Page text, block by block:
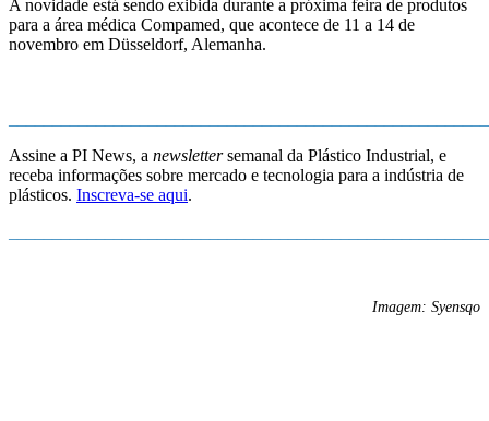
A novidade está sendo exibida durante a próxima feira de produtos
para a área médica Compamed, que acontece de 11 a 14 de
novembro em Düsseldorf, Alemanha.
Assine a PI News, a newslettersemanal da Plástico Industrial, e
receba informações sobre mercado e tecnologia para a indústria de
plásticos. Inscreva-se aqui.
Imagem: Syensqo